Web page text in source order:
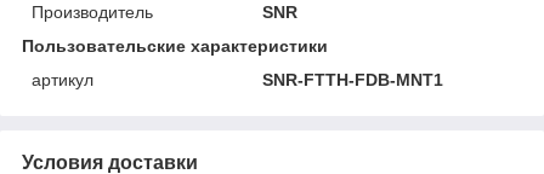
Производитель
SNR
Пользовательские характеристики
артикул
SNR-FTTH-FDB-MNT1
Условия доставки